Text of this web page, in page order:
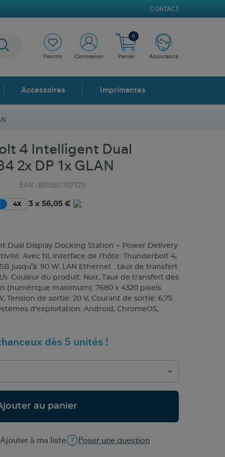
CONTACT
Favoris Connexion Panier
0
Assistance
Accessoires Imprimantes
4 Intelligent Dual
2x DP 1x GLAN
EAN : 8595611707575
4X 3 x 56,05 €
Dual Display Docking Station + Power Delivery
Avec fil, Interface de l'hôte: Thunderbolt 4,
jusqu’à: 90 W. LAN Ethernet : taux de transfert
s. Couleur du produit: Noir, Taux de transfert des
(numérique maximum): 7680 x 4320 pixels.
Tension de sortie: 20 V, Courant de sortie: 6,75
d'exploitation: Android, ChromeOS,
dès 5 unités !
au panier
Ajouter à ma liste Poser une question